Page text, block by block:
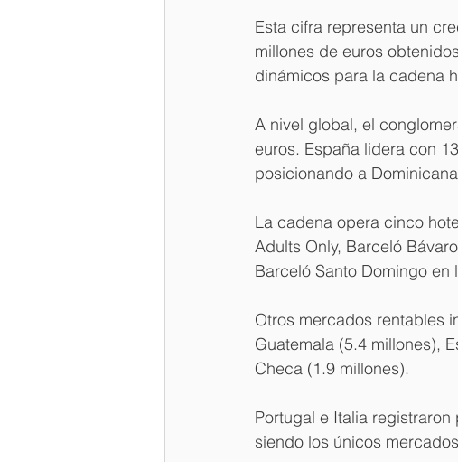
Esta cifra representa un
millones de euros
dinámicos para la cadena
A nivel global, el
euros. España lidera con
posicionando a
La cadena opera cinco
Adults Only, Barceló
Barceló Santo Domingo en
Otros mercados rentables
Guatemala (5.4 millones),
Checa (1.9 millones).
Portugal e Italia
siendo los únicos